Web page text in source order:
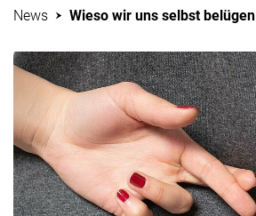
News Wieso wir uns selbst belügen